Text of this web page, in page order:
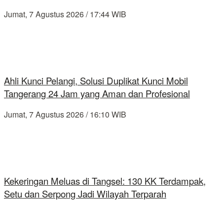
Jumat, 7 Agustus 2026 / 17:44 WIB
Ahli Kunci Pelangi, Solusi Duplikat Kunci Mobil
Tangerang 24 Jam yang Aman dan Profesional
Jumat, 7 Agustus 2026 / 16:10 WIB
Kekeringan Meluas di Tangsel: 130 KK Terdampak,
Setu dan Serpong Jadi Wilayah Terparah